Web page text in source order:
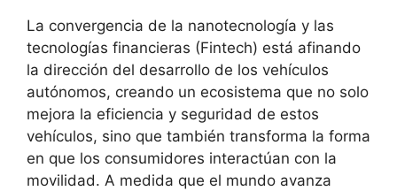
La convergencia de la nanotecnología y las
tecnologías financieras (Fintech) está afinando
la dirección del desarrollo de los vehículos
autónomos, creando un ecosistema que no solo
mejora la eficiencia y seguridad de estos
vehículos, sino que también transforma la forma
en que los consumidores interactúan con la
movilidad. A medida que el mundo avanza